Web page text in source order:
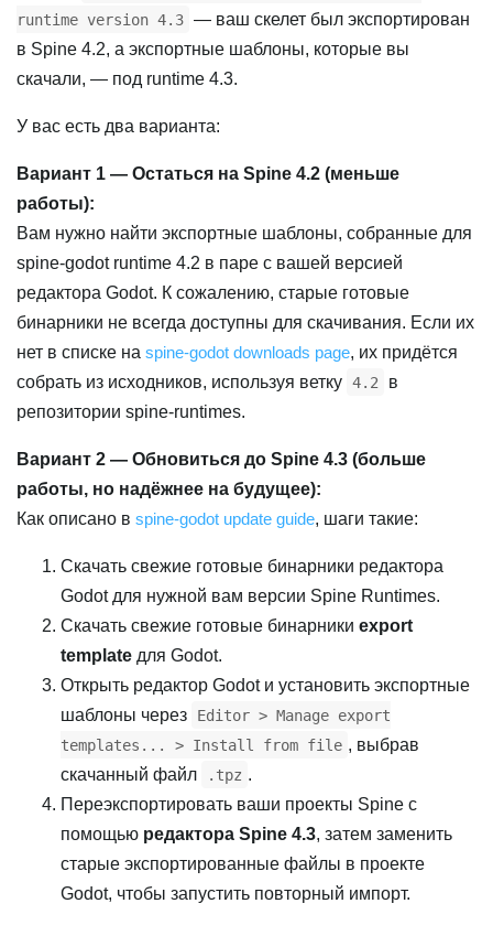
runtime version 4.3 — ваш скелет был экспортирован
в Spine 4.2, а экспортные шаблоны, которые вы
скачали, — под runtime 4.3.
У вас есть два варианта:
Вариант 1 — Остаться на Spine 4.2 (меньше
работы):
Вам нужно найти экспортные шаблоны, собранные для
spine-godot runtime 4.2 в паре с вашей версией
редактора Godot. К сожалению, старые готовые
бинарники не всегда доступны для скачивания. Если их
нет в списке на spine-godot downloads page, их придётся
собрать из исходников, используя ветку 4.2
в
репозитории spine-runtimes.
Вариант 2 — Обновиться до Spine 4.3 (больше
работы, но надёжнее на будущее):
Как описано в spine-godot update guide, шаги такие:
Скачать свежие готовые бинарники редактора
Godot для нужной вам версии Spine Runtimes.
Скачать свежие готовые бинарники export
template для Godot.
Открыть редактор Godot и установить экспортные
шаблоны через
Editor > Manage export
templates... > Install from file , выбрав
скачанный файл
.tpz .
Переэкспортировать ваши проекты Spine с
помощью редактора Spine 4.3, затем заменить
старые экспортированные файлы в проекте
Godot, чтобы запустить повторный импорт.